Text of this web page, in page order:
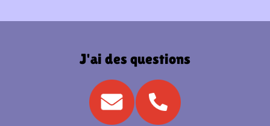
J'ai des questions